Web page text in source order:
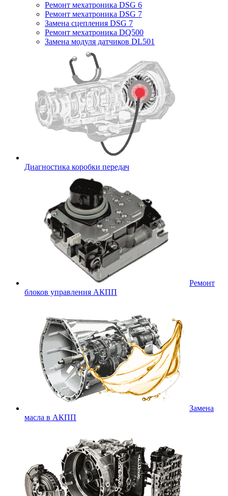
Ремонт мехатроника DSG 6
Ремонт мехатроника DSG 7
Замена сцепления DSG 7
Ремонт мехатроника DQ500
Замена модуля датчиков DL501
Диагностика коробки передач
Ремонт
блоков управления АКПП
Замена
масла в АКПП